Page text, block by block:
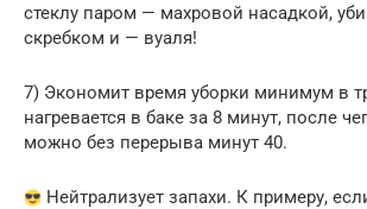
стеклу паром — махровой насадкой,
скребком и — вуаля!
7) Экономит время уборки минимум в
нагревается в баке за 8 минут, после
можно без перерыва минут 40.
Нейтрализует запахи. К примеру,